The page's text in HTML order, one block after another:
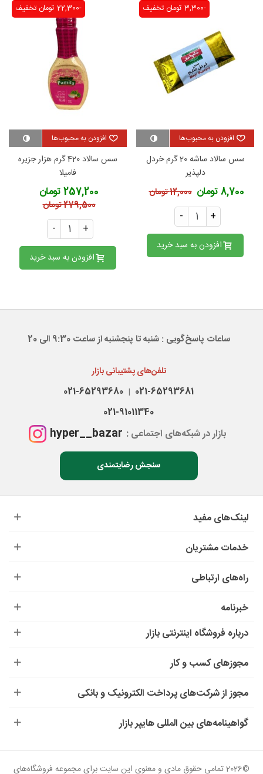
تخفیف -3,300 تومان
افزودن به محبوب‌ها
سس سالاد ساشه 20 گرم خردل
دلپذیر
8,700 تومان 12,000 تومان
- +
افزودن به سبد خرید
تخفیف -22,300 تومان
افزودن به محبوب‌ها
سس سالاد 420 گرم هزار جزیره
فامیلا
257,200 تومان
279,500 تومان
- +
افزودن به سبد خرید
ساعات پاسخ‌گویی : شنبه تا پنجشنبه از ساعت 9:30 الی 20
تلفن‌های پشتیبانی بازار
021-65293681
|
021-65293680
021-91011340
بازار در شبکه‌های اجتماعی : hyper__bazar
سنجش رضایتمندی
لینک‌های مفید
خدمات مشتریان
راه‌های ارتباطی
خبرنامه
درباره‌ فروشگاه اینترنتی بازار
مجوزهای کسب و کار
مجوز از شرکت‌های پرداخت الکترونیک و بانکی
گواهینامه‌های بین المللی هایپر بازار
©2026 تمامی حقوق مادی و معنوی این سایت برای مجموعه فروشگاه‌های